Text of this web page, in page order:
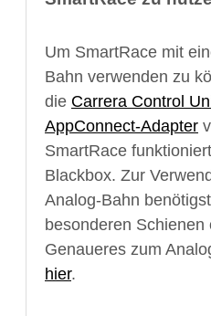
Um SmartRace mit
Bahn verwenden zu
die Carrera Control
AppConnect-Adapter
SmartRace
Blackbox. Zur
Analog-Bahn
besonderen Schienen
Genaueres zum
hier.